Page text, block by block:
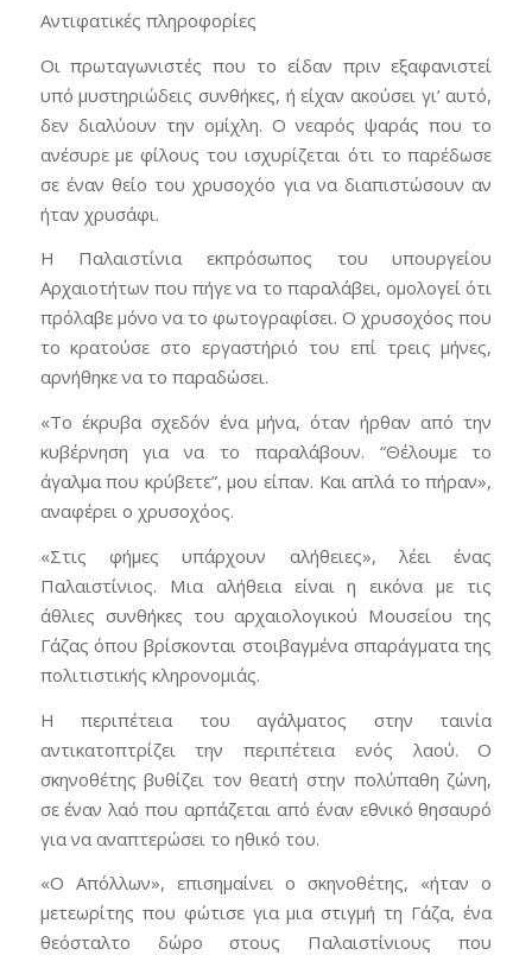
Αντιφατικές πληροφορίες
Οι πρωταγωνιστές που το είδαν πριν εξαφανιστεί
υπό μυστηριώδεις συνθήκες, ή είχαν ακούσει γι’ αυτό,
δεν διαλύουν την ομίχλη. Ο νεαρός ψαράς που το
ανέσυρε με φίλους του ισχυρίζεται ότι το παρέδωσε
σε έναν θείο του χρυσοχόο για να διαπιστώσουν αν
ήταν χρυσάφι.
Η Παλαιστίνια εκπρόσωπος του υπουργείου
Αρχαιοτήτων που πήγε να το παραλάβει, ομολογεί ότι
πρόλαβε μόνο να το φωτογραφίσει. Ο χρυσοχόος που
το κρατούσε στο εργαστήριό του επί τρεις μήνες,
αρνήθηκε να το παραδώσει.
«Το έκρυβα σχεδόν ένα μήνα, όταν ήρθαν από την
κυβέρνηση για να το παραλάβουν. “Θέλουμε το
άγαλμα που κρύβετε”, μου είπαν. Και απλά το πήραν»,
αναφέρει ο χρυσοχόος.
«Στις φήμες υπάρχουν αλήθειες», λέει ένας
Παλαιστίνιος. Μια αλήθεια είναι η εικόνα με τις
άθλιες συνθήκες του αρχαιολογικού Μουσείου της
Γάζας όπου βρίσκονται στοιβαγμένα σπαράγματα της
πολιτιστικής κληρονομιάς.
Η περιπέτεια του αγάλματος στην ταινία
αντικατοπτρίζει την περιπέτεια ενός λαού. Ο
σκηνοθέτης βυθίζει τον θεατή στην πολύπαθη ζώνη,
σε έναν λαό που αρπάζεται από έναν εθνικό θησαυρό
για να αναπτερώσει το ηθικό του.
«Ο Απόλλων», επισημαίνει ο σκηνοθέτης, «ήταν ο
μετεωρίτης που φώτισε για μια στιγμή τη Γάζα, ένα
θεόσταλτο δώρο στους Παλαιστίνιους που